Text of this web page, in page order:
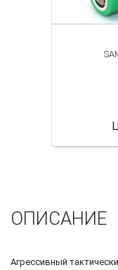
ОПИСАНИЕ
Агрессивный